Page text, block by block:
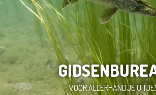
VOOR ALLERHANDJE